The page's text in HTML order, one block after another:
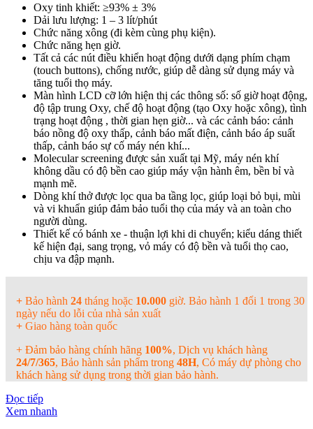
Oxy tinh khiết: ≥93% ± 3%
Dải lưu lượng: 1 – 3 lít/phút
Chức năng xông (đi kèm cùng phụ kiện).
Chức năng hẹn giờ.
Tất cả các nút điều khiển hoạt động dưới dạng phím chạm
(touch buttons), chống nước, giúp dễ dàng sử dụng máy và
tăng tuổi thọ máy.
Màn hình LCD cỡ lớn hiện thị các thông số: số giờ hoạt động,
độ tập trung Oxy, chế độ hoạt động (tạo Oxy hoặc xông), tình
trạng hoạt động , thời gian hẹn giờ... và các cảnh báo: cảnh
báo nồng độ oxy thấp, cảnh báo mất điện, cảnh báo áp suất
thấp, cảnh báo sự cố máy nén khí...
Molecular screening được sản xuất tại Mỹ, máy nén khí
không dầu có độ bền cao giúp máy vận hành êm, bền bỉ và
mạnh mẽ.
Dòng khí thở được lọc qua ba tầng lọc, giúp loại bỏ bụi, mùi
và vi khuẩn giúp đảm bảo tuổi thọ của máy và an toàn cho
người dùng.
Thiết kế có bánh xe - thuận lợi khi di chuyển; kiểu dáng thiết
kế hiện đại, sang trọng, vỏ máy có độ bền và tuổi thọ cao,
chịu va đập mạnh.
+ Bảo hành 24 tháng hoặc 10.000 giờ. Bảo hành 1 đổi 1 trong 30
ngày nếu do lỗi của nhà sản xuất
+ Giao hàng toàn quốc
+ Đảm bảo hàng chính hãng 100%, Dịch vụ khách hàng
24/7/365, Bảo hành sản phẩm trong 48H, Có máy dự phòng cho
khách hàng sử dụng trong thời gian bảo hành.
Đọc tiếp
Xem nhanh